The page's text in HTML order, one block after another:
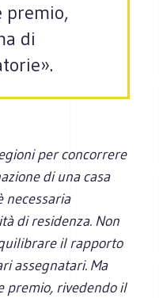
premio,
di
per concorrere
di una casa
necessaria
di residenza. Non
il rapporto
assegnatari. Ma
premio, rivedendo il